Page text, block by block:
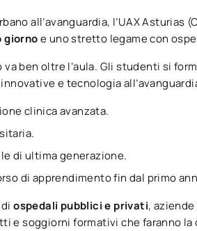
all’avanguardia, l’UAX
giornoe uno stretto legame con
va ben oltre l’aula. Gli studenti si
e tecnologia
clinica avanzata.
di ultima generazione.
di apprendimento fin dal primo
diospedali pubblici e privati,
e soggiorni formativi che faranno